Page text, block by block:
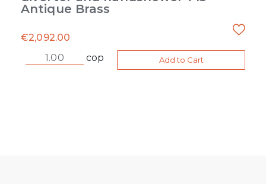
Antique Brass
€2,092.00
cop
Add to Cart